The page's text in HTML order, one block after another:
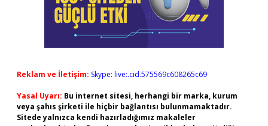
Reklam ve İletişim: Skype: live:.cid.575569c608265c69
Yasal Uyarı: Bu internet sitesi, herhangi bir marka, kurum
veya şahıs şirketi ile hiçbir bağlantısı bulunmamaktadır.
Sitede yalnızca kendi hazırladığımız makaleler